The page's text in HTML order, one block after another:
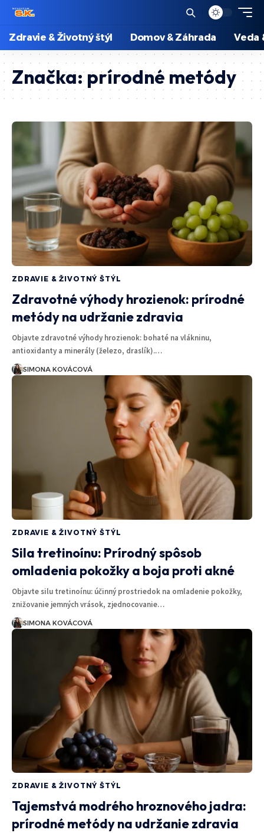
Zdravie & Životný štýl Domov & Záhrada Veda
Značka:prírodné metódy
ZDRAVIE & ŽIVOTNÝ ŠTÝL
Zdravotné výhody hrozienok: prírodné
metódy na udržanie zdravia
Objavte zdravotné výhody hrozienok: bohaté na vlákninu,
antioxidanty a minerály (železo, draslík).…
SIMONA KOVÁCOVÁ
ZDRAVIE & ŽIVOTNÝ ŠTÝL
Sila tretinoínu: Prírodný spôsob
omladenia pokožky a boja proti akné
Objavte silu tretinoínu: účinný prostriedok na omladenie pokožky,
znižovanie jemných vrások, zjednocovanie…
SIMONA KOVÁCOVÁ
ZDRAVIE & ŽIVOTNÝ ŠTÝL
Tajemstvá modrého hroznového jadra:
prírodné metódy na udržanie zdravia